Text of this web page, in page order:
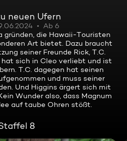
neuen Ufern
Ab 6
gründen, die Hawaii-Touristen
Art bietet. Dazu braucht
seiner Freunde Rick, T.C.
hat sich in Cleo verliebt und ist
T.C. dagegen hat seinen
und muss seiner
Und Higgins ärgert sich mit
Wunder also, dass Magnum
auf taube Ohren stößt.
8